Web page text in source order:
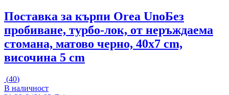
Поставка за кърпи Orea UnoБез
пробиване, турбо-лок, от неръждаема
стомана, матово черно, 40x7 cm,
височина 5 cm
(40)
В наличност